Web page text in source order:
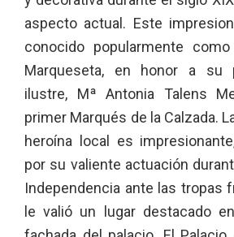
aspecto actual. Este
conocido popularmente
Marqueseta, en honor a su
ilustre, Mª Antonia Talens
primer Marqués de la Calzada.
heroína local es
por su valiente actuación
Independencia ante las tropas
le valió un lugar destacado